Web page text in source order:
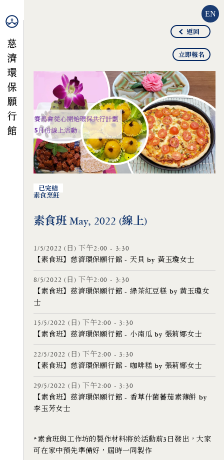
EN
返回
立即報名
已完結
素食烹飪
素食班 May, 2022 (線上)
1/5/2022 (日) 下午2:00 - 3:30
【素食班】慈濟環保願行館 - 天貝 by 黃玉瓊女士
8/5/2022 (日) 下午2:00 - 3:30
【素食班】慈濟環保願行館 - 綠茶紅豆糕 by 黃玉瓊女
士
15/5/2022 (日) 下午2:00 - 3:30
【素食班】慈濟環保願行館 - 小南瓜 by 張莉娜女士
22/5/2022 (日) 下午2:00 - 3:30
【素食班】慈濟環保願行館 - 咖啡糕 by 張莉娜女士
29/5/2022 (日) 下午2:00 - 3:30
【素食班】慈濟環保願行館 - 香草什菌蕃茄素薄餅 by
李玉芳女士
*素食班與工作坊的製作材料將於活動前3日發出，大家
可在家中預先準備好，屆時一同製作